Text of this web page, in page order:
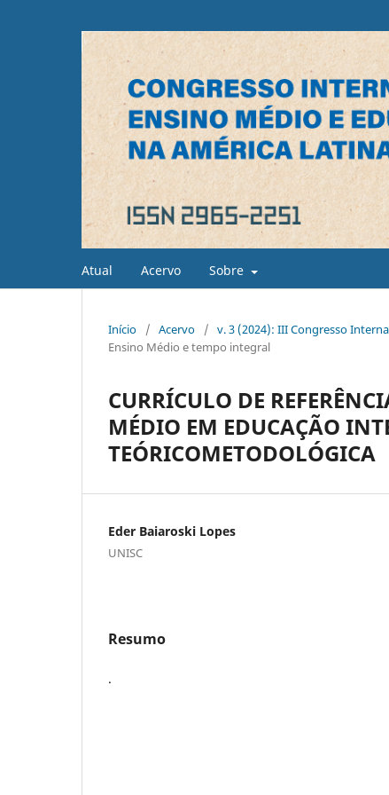
Atual Acervo Sobre
Início / Acervo / v. 3 (2024): III Congresso
Ensino Médio e tempo integral
CURRÍCULO DE
MÉDIO EM EDUCAÇÃO
TEÓRICOMETODOLÓGICA
Eder Baiaroski Lopes
UNISC
Resumo
.